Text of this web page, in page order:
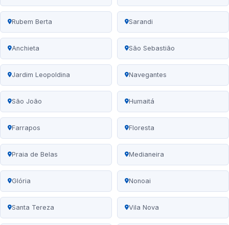
Rubem Berta Sarandi
Anchieta São Sebastião
Jardim Leopoldina Navegantes
São João Humaitá
Farrapos Floresta
Praia de Belas Medianeira
Glória Nonoai
Santa Tereza Vila Nova